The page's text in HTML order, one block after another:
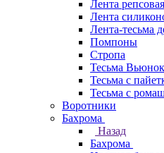
Лента
Лента
Лента-тесьма
Помпоны
Стропа
Тесьма Вьюнок
Тесьма с
Тесьма с
Воротники
Бахрома
Назад
Бахрома